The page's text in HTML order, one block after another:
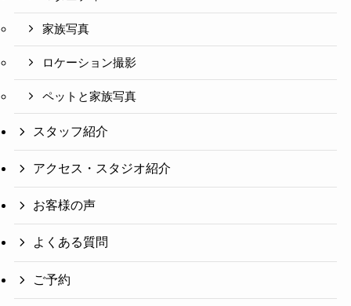
家族写真
ロケーション撮影
ペットと家族写真
スタッフ紹介
アクセス・スタジオ紹介
お客様の声
よくある質問
ご予約